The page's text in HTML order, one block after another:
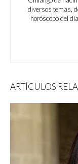
diversos temas,
horóscopo del
ARTÍCULOS